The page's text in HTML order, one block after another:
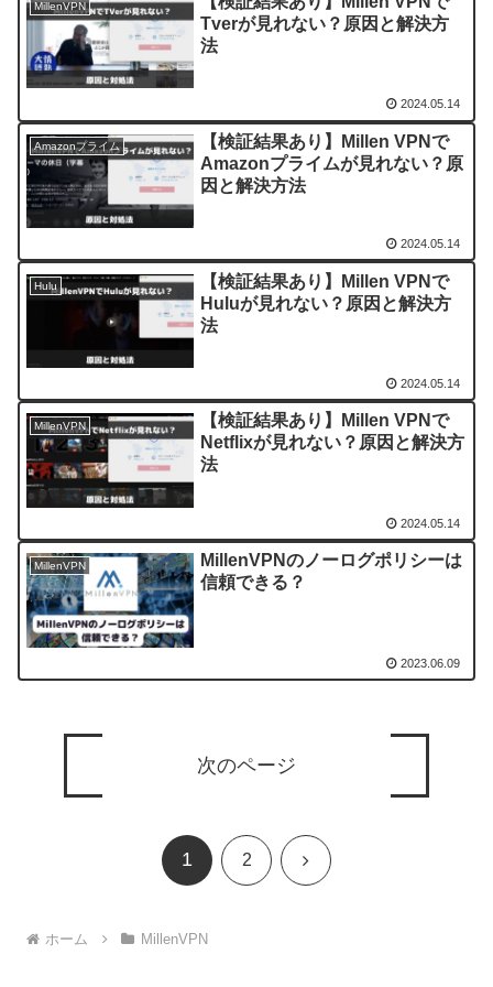
MillenVPN
Tverが見れない？原因と解決方
法
2024.05.14
Amazonプライム
【検証結果あり】Millen VPNで
Amazonプライムが見れない？原
因と解決方法
2024.05.14
Hulu
【検証結果あり】Millen VPNで
Huluが見れない？原因と解決方
法
2024.05.14
MillenVPN
【検証結果あり】Millen VPNで
Netflixが見れない？原因と解決方
法
2024.05.14
MillenVPN
MillenVPNのノーログポリシーは
信頼できる？
2023.06.09
次のページ
1 2 次
ホーム MillenVPN